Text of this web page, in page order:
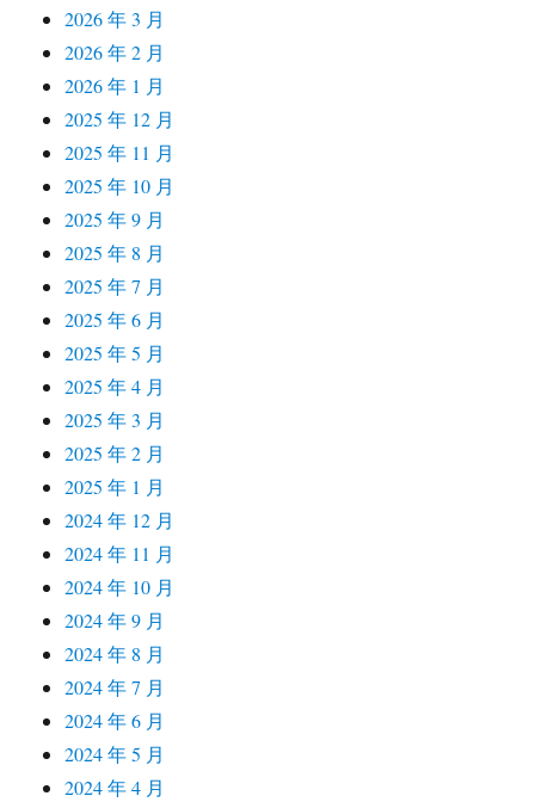
2026 年 3 月
2026 年 2 月
2026 年 1 月
2025 年 12 月
2025 年 11 月
2025 年 10 月
2025 年 9 月
2025 年 8 月
2025 年 7 月
2025 年 6 月
2025 年 5 月
2025 年 4 月
2025 年 3 月
2025 年 2 月
2025 年 1 月
2024 年 12 月
2024 年 11 月
2024 年 10 月
2024 年 9 月
2024 年 8 月
2024 年 7 月
2024 年 6 月
2024 年 5 月
2024 年 4 月